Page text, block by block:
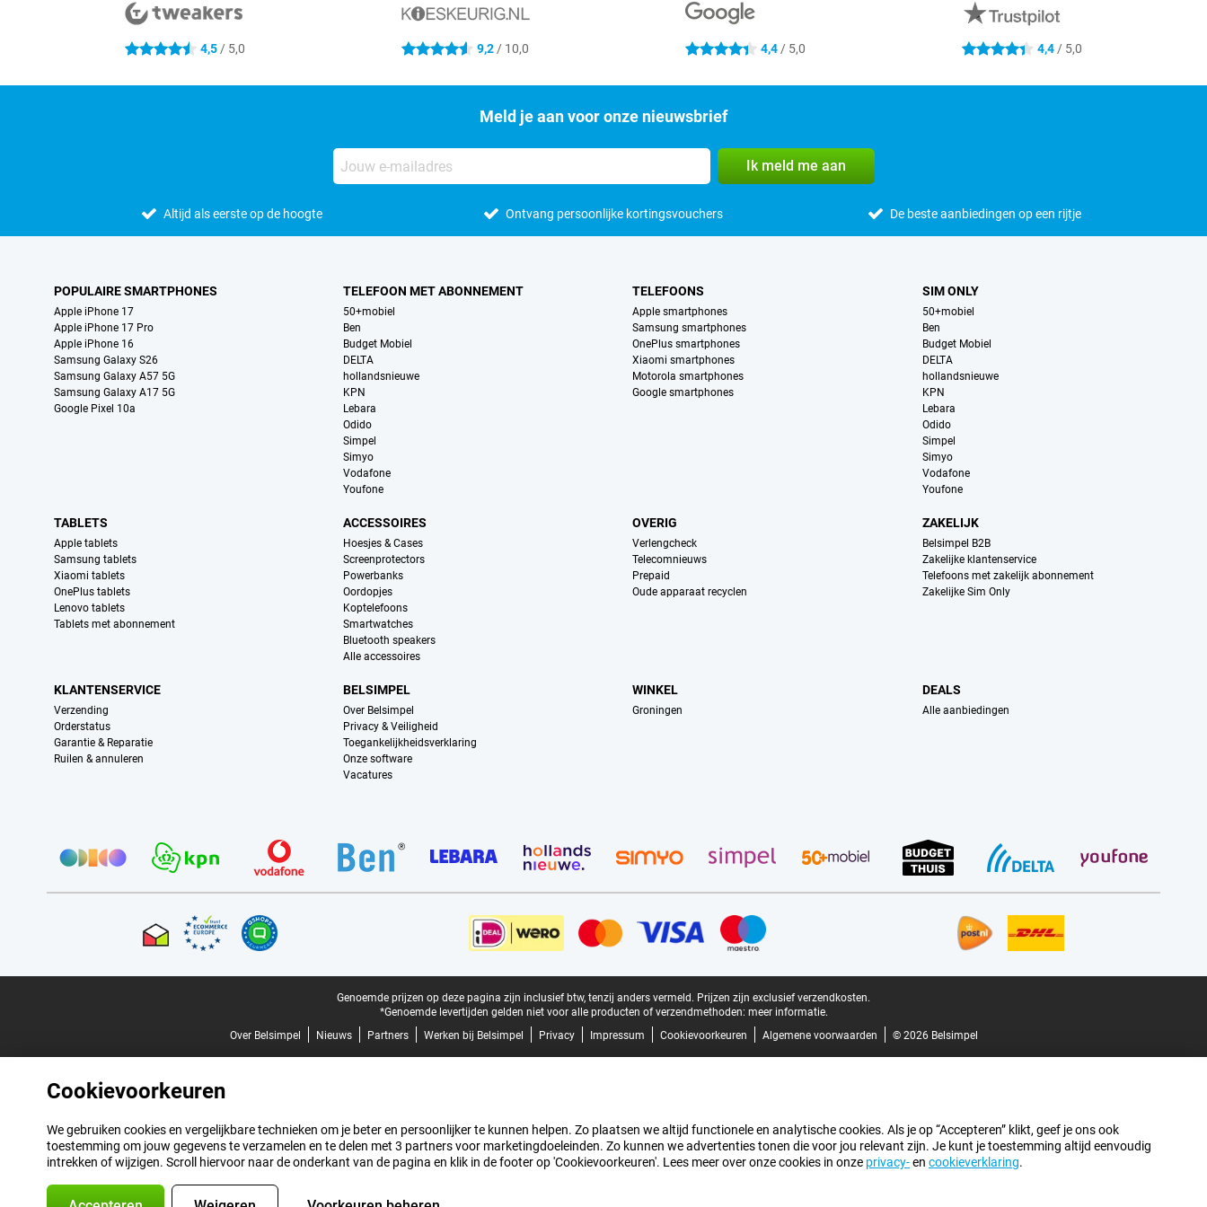
4.5 sterren 4,5/ 5,0 4.6 sterren 9,2/ 10,0 4.4 sterren 4,4 / 5,0 4.4 sterren 4,4 / 5,0
Meld je aan voor onze nieuwsbrief
Ik meld me aan
Altijd als eerste op de hoogte Ontvang persoonlijke kortingsvouchers De beste aanbiedingen op een rijtje
POPULAIRE SMARTPHONES
Apple iPhone 17
Apple iPhone 17 Pro
Apple iPhone 16
Samsung Galaxy S26
Samsung Galaxy A57 5G
Samsung Galaxy A17 5G
Google Pixel 10a
TELEFOON MET ABONNEMENT
50+mobiel
Ben
Budget Mobiel
DELTA
hollandsnieuwe
KPN
Lebara
Odido
Simpel
Simyo
Vodafone
Youfone
TELEFOONS
Apple smartphones
Samsung smartphones
OnePlus smartphones
Xiaomi smartphones
Motorola smartphones
Google smartphones
SIM ONLY
50+mobiel
Ben
Budget Mobiel
DELTA
hollandsnieuwe
KPN
Lebara
Odido
Simpel
Simyo
Vodafone
Youfone
TABLETS
Apple tablets
Samsung tablets
Xiaomi tablets
OnePlus tablets
Lenovo tablets
Tablets met abonnement
ACCESSOIRES
Hoesjes & Cases
Screenprotectors
Powerbanks
Oordopjes
Koptelefoons
Smartwatches
Bluetooth speakers
Alle accessoires
OVERIG
Verlengcheck
Telecomnieuws
Prepaid
Oude apparaat recyclen
ZAKELIJK
Belsimpel B2B
Zakelijke klantenservice
Telefoons met zakelijk abonnement
Zakelijke Sim Only
KLANTENSERVICE
Verzending
Orderstatus
Garantie & Reparatie
Ruilen & annuleren
BELSIMPEL
Over Belsimpel
Privacy & Veiligheid
Toegankelijkheidsverklaring
Onze software
Vacatures
WINKEL
Groningen
DEALS
Alle aanbiedingen
Genoemde prijzen op deze pagina zijn inclusief btw, tenzij anders vermeld. Prijzen zijn exclusief verzendkosten.
*Genoemde levertijden gelden niet voor alle producten of verzendmethoden: meer informatie.
Over Belsimpel
Nieuws Partners Werken bij Belsimpel Privacy Impressum Cookievoorkeuren Algemene voorwaarden © 2026 Belsimpel
Cookievoorkeuren
We gebruiken cookies en vergelijkbare technieken om je beter en persoonlijker te kunnen helpen. Zo plaatsen we altijd functionele en analytische cookies. Als je op “Accepteren” klikt, geef je ons ook
toestemming om jouw gegevens te verzamelen en te delen met 3 partners voor marketingdoeleinden. Zo kunnen we advertenties tonen die voor jou relevant zijn. Je kunt je toestemming altijd eenvoudig
intrekken of wijzigen. Scroll hiervoor naar de onderkant van de pagina en klik in de footer op 'Cookievoorkeuren'. Lees meer over onze cookies in onze privacy-en cookieverklaring.